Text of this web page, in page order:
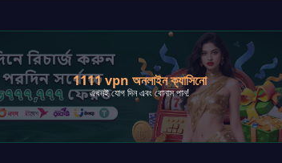
1111 vpn অনলাইন ক্যাসিনো
এখনই যোগ দিন এবং বোনাস পান!